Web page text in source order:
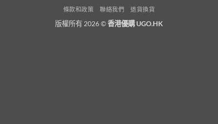
條款和政策 聯絡我們 退貨換貨
版權所有 2026 ©香港優購 UGO.HK